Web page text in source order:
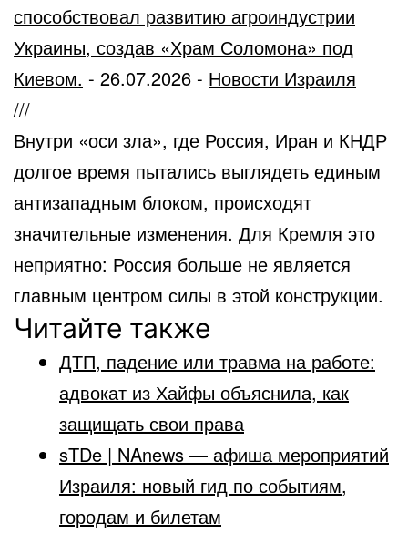
способствовал развитию агроиндустрии
Украины, создав «Храм Соломона» под
Киевом. - 26.07.2026 - Новости Израиля
///
Внутри «оси зла», где Россия, Иран и КНДР
долгое время пытались выглядеть единым
антизападным блоком, происходят
значительные изменения. Для Кремля это
неприятно: Россия больше не является
главным центром силы в этой конструкции.
Читайте также
ДТП, падение или травма на работе:
адвокат из Хайфы объяснила, как
защищать свои права
sTDe | NAnews — афиша мероприятий
Израиля: новый гид по событиям,
городам и билетам